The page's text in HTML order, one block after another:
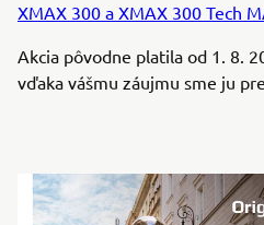
XMAX 300 a XMAX 300 Tech
Akcia pôvodne platila od 1. 8.
vďaka vášmu záujmu sme ju